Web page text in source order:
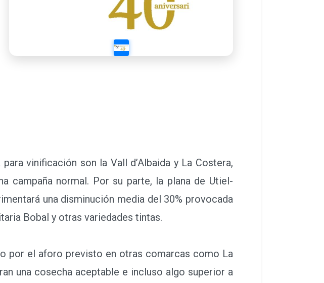
vinificación son la Vall d’Albaida y La Costera,
campaña normal. Por su parte, la plana de Utiel-
una disminución media del 30% provocada
Bobal y otras variedades tintas.
por el aforo previsto en otras comarcas como La
una cosecha aceptable e incluso algo superior a